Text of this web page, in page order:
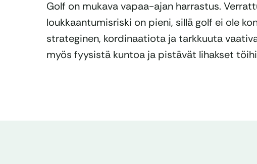
Golf on mukava vapaa-ajan harrastus.
loukkaantumisriski on pieni, sillä golf ei ole
strateginen, kordinaatiota ja tarkkuuta
myös fyysistä kuntoa ja pistävät lihakset